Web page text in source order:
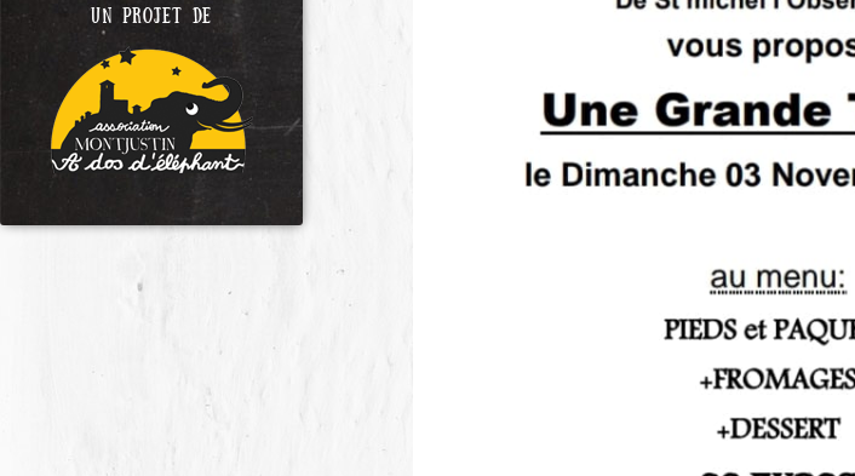
UN PROJET DE